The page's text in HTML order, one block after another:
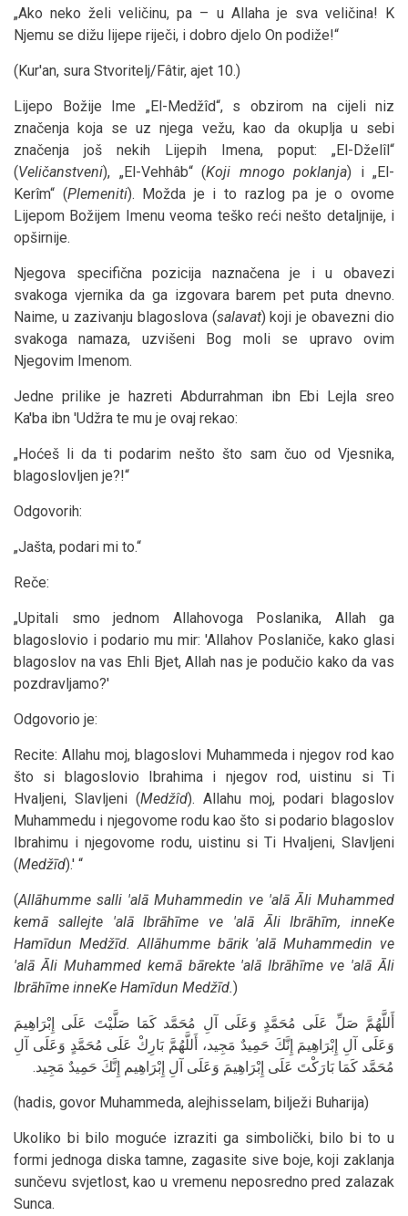
„Ako neko želi veličinu, pa – u Allaha je sva veličina! K
Njemu se dižu lijepe riječi, i dobro djelo On podiže!“
(Kur'an, sura Stvoritelj/Fâtir, ajet 10.)
Lijepo Božije Ime „El-Medžîd“, s obzirom na cijeli niz
značenja koja se uz njega vežu, kao da okuplja u sebi
značenja još nekih Lijepih Imena, poput: „El-Dželîl“
(Veličanstveni), „El-Vehhâb“ (Koji mnogo poklanja) i „El-
Kerîm“ (Plemeniti). Možda je i to razlog pa je o ovome
Lijepom Božijem Imenu veoma teško reći nešto detaljnije, i
opširnije.
Njegova specifična pozicija naznačena je i u obavezi
svakoga vjernika da ga izgovara barem pet puta dnevno.
Naime, u zazivanju blagoslova (salavat) koji je obavezni dio
svakoga namaza, uzvišeni Bog moli se upravo ovim
Njegovim Imenom.
Jedne prilike je hazreti Abdurrahman ibn Ebi Lejla sreo
Ka'ba ibn 'Udžra te mu je ovaj rekao:
„Hoćeš li da ti podarim nešto što sam čuo od Vjesnika,
blagoslovljen je?!“
Odgovorih:
„Jašta, podari mi to.“
Reče:
„Upitali smo jednom Allahovoga Poslanika, Allah ga
blagoslovio i podario mu mir: 'Allahov Poslaniče, kako glasi
blagoslov na vas Ehli Bjet, Allah nas je podučio kako da vas
pozdravljamo?'
Odgovorio je:
Recite: Allahu moj, blagoslovi Muhammeda i njegov rod kao
što si blagoslovio Ibrahima i njegov rod, uistinu si Ti
Hvaljeni, Slavljeni (Medžîd). Allahu moj, podari blagoslov
Muhammedu i njegovome rodu kao što si podario blagoslov
Ibrahimu i njegovome rodu, uistinu si Ti Hvaljeni, Slavljeni
(Medžīd).' “
(Allāhumme salli 'alā Muhammedin ve 'alā Āli Muhammed
kemā sallejte 'alā Ibrāhīme ve 'alā Āli Ibrāhīm, inneKe
Hamīdun Medžīd. Allāhumme bārik 'alā Muhammedin ve
'alā Āli Muhammed kemā bārekte 'alā Ibrāhīme ve 'alā Āli
Ibrāhīme inneKe Hamīdun Medžīd.)
أَللَّهُمَّ صَلِّ عَلَى مُحَمَّدٍ وَعَلَى آلِ مُحَمَّد كَمَا صَلَّيْتَ عَلَى إِبْرَاهِيمَ
وَعَلَى آلِ إِبْرَاهِيمَ إِنَّكَ حَمِيدٌ مَجِيد، أَللَّهُمَّ بَارِكْ عَلَى مُحَمَّدٍ وَعَلَى آلِ
مُحَمَّد كَمَا بَارَكْتَ عَلَى إِبْرَاهِيمَ وَعَلَى آلِ إِبْرَاهِيم إِنَّكَ حَمِيدٌ مَجِيد.
(hadis, govor Muhammeda, alejhisselam, bilježi Buharija)
Ukoliko bi bilo moguće izraziti ga simbolički, bilo bi to u
formi jednoga diska tamne, zagasite sive boje, koji zaklanja
sunčevu svjetlost, kao u vremenu neposredno pred zalazak
Sunca.